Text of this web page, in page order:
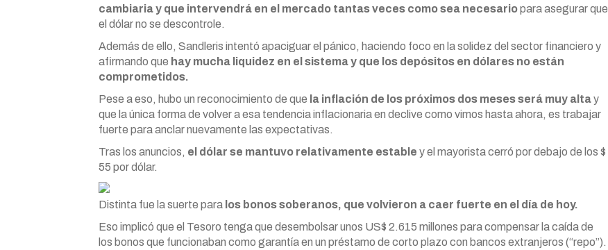
cambiaria y que intervendrá en el mercado tantas veces como sea necesariopara asegurar que
el dólar no se descontrole.
Además de ello, Sandleris intentó apaciguar el pánico, haciendo foco en la solidez del sector financiero y
afirmando que hay mucha liquidez en el sistema y que los depósitos en dólares no están
comprometidos.
Pese a eso, hubo un reconocimiento de que la inflación de los próximos dos meses será muy altay
que la única forma de volver a esa tendencia inflacionaria en declive como vimos hasta ahora, es trabajar
fuerte para anclar nuevamente las expectativas.
Tras los anuncios, el dólar se mantuvo relativamente estable y el mayorista cerró por debajo de los $
55 por dólar.
Distinta fue la suerte para los bonos soberanos, que volvieron a caer fuerte en el día de hoy.
Eso implicó que el Tesoro tenga que desembolsar unos US$ 2.615 millones para compensar la caída de
los bonos que funcionaban como garantía en un préstamo de corto plazo con bancos extranjeros (“repo”).